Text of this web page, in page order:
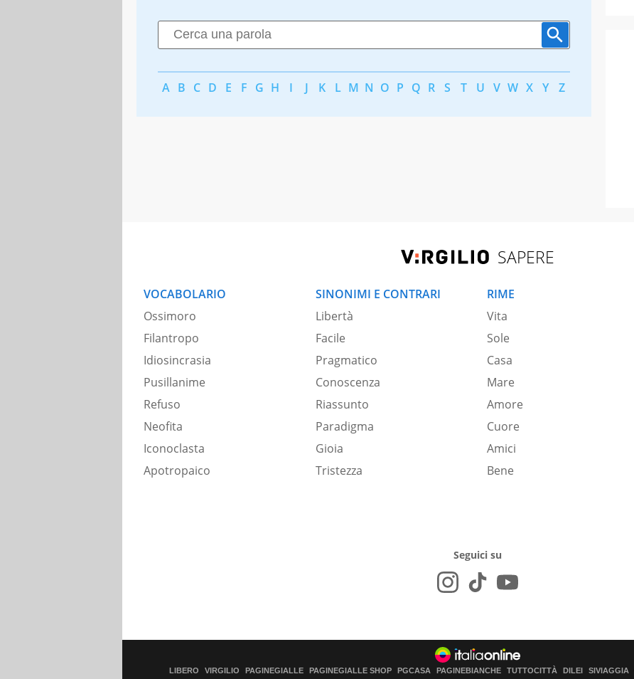
A B C D E F G H I J K L M N O P Q R S T U V W X Y Z
SAPERE
VOCABOLARIO
Ossimoro
Filantropo
Idiosincrasia
Pusillanime
Refuso
Neofita
Iconoclasta
Apotropaico
SINONIMI E CONTRARI
Libertà
Facile
Pragmatico
Conoscenza
Riassunto
Paradigma
Gioia
Tristezza
RIME
Vita
Sole
Casa
Mare
Amore
Cuore
Amici
Bene
Seguici su
LIBERO VIRGILIO PAGINEGIALLE PAGINEGIALLE SHOP PGCASA PAGINEBIANCHE TUTTOCITTÀ DILEI SIVIAGGIA